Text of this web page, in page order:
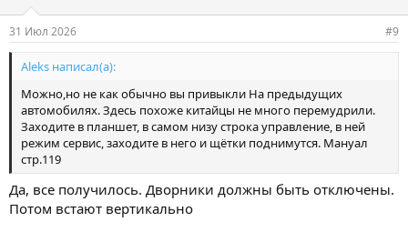
31 Июл 2026 #9
Aleks написал(а):
Можно,но не как обычно вы привыкли На предыдущих
автомобилях. Здесь похоже китайцы не много перемудрили.
Заходите в планшет, в самом низу строка управление, в ней
режим сервис, заходите в него и щётки поднимутся. Мануал
стр.119
Да, все получилось. Дворники должны быть отключены.
Потом встают вертикально